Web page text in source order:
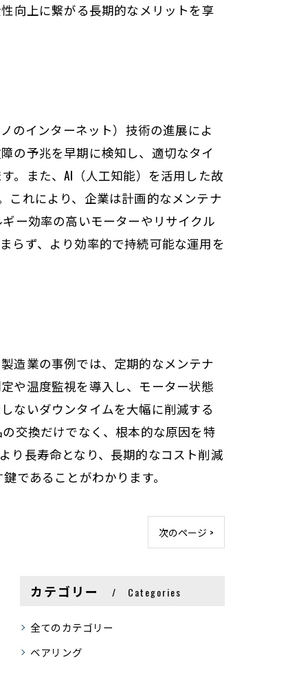
向上に繋がる長期的なメリットを享
のインターネット）技術の進展によ
の予兆を早期に検知し、適切なタイ
。また、AI（人工知能）を活用した故
これにより、企業は計画的なメンテナ
ー効率の高いモーターやリサイクル
らず、より効率的で持続可能な運用を
造業の事例では、定期的なメンテナ
や温度監視を導入し、モーター状態
ないダウンタイムを大幅に削減する
交換だけでなく、根本的な原因を特
り長寿命となり、長期的なコスト削減
であることがわかります。
次のページ >
カテゴリー Categories
全てのカテゴリー
ベアリング